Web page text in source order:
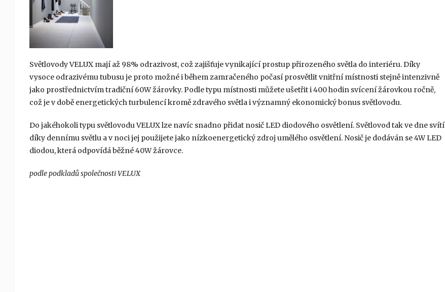
Světlovody VELUX mají až 98% odrazivost, což zajišťuje vynikající prostup přirozeného světla do interiéru. Díky
vysoce odrazivému tubusu je proto možné i během zamračeného počasí prosvětlit vnitřní místnosti stejně intenzivně
jako prostřednictvím tradiční 60W žárovky. Podle typu místnosti můžete ušetřit i 400 hodin svícení žárovkou ročně,
což je v době energetických turbulencí kromě zdravého světla i významný ekonomický bonus světlovodu.
Do jakéhokoli typu světlovodu VELUX lze navíc snadno přidat nosič LED diodového osvětlení. Světlovod tak ve dne svítí
díky dennímu světlu a v noci jej použijete jako nízkoenergetický zdroj umělého osvětlení. Nosič je dodáván se 4W LED
diodou, která odpovídá běžné 40W žárovce.
podle podkladů společnosti VELUX